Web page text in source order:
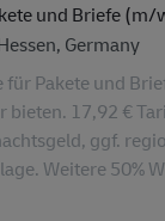
und Briefe (m/
Germany
für Pakete und
bieten. 17,92 €
ggf.
Weitere 50%